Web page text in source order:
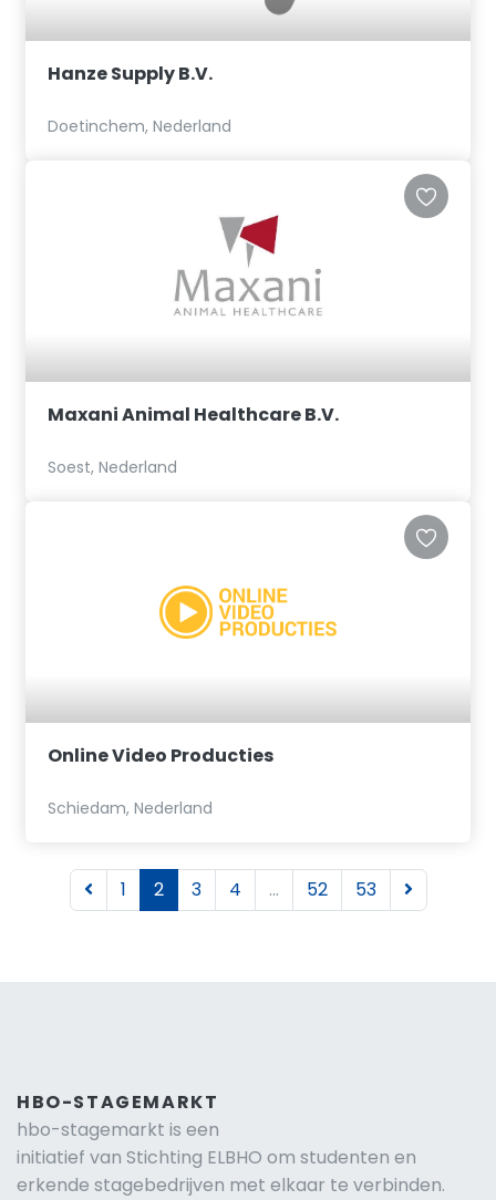
Hanze Supply B.V.
Doetinchem, Nederland
Maxani Animal Healthcare B.V.
Soest, Nederland
Online Video Producties
Schiedam, Nederland
1 2 3 4 ... 52 53
HBO-STAGEMARKT
hbo-stagemarkt is een
initiatief van Stichting ELBHO om studenten en
erkende stagebedrijven met elkaar te verbinden.